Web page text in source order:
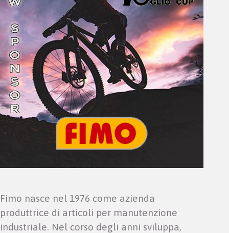
Fimo nasce nel 1976 come azienda
produttrice di articoli per manutenzione
industriale. Nel corso degli anni sviluppa,